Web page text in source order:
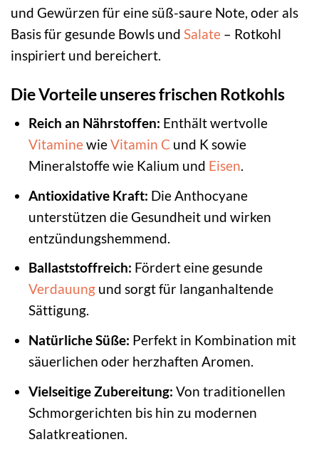
und Gewürzen für eine süß-saure Note, oder als
Basis für gesunde Bowls und Salate – Rotkohl
inspiriert und bereichert.
Die Vorteile unseres frischen Rotkohls
Reich an Nährstoffen: Enthält wertvolle
VitaminewieVitamin C und K sowie
Mineralstoffe wie Kalium und Eisen.
Antioxidative Kraft: Die Anthocyane
unterstützen die Gesundheit und wirken
entzündungshemmend.
Ballaststoffreich: Fördert eine gesunde
Verdauungund sorgt für langanhaltende
Sättigung.
Natürliche Süße: Perfekt in Kombination mit
säuerlichen oder herzhaften Aromen.
Vielseitige Zubereitung: Von traditionellen
Schmorgerichten bis hin zu modernen
Salatkreationen.